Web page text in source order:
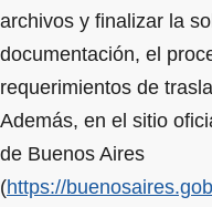
archivos y finalizar la
documentación, el
requerimientos de
Además, en el sitio
de Buenos Aires
(https://